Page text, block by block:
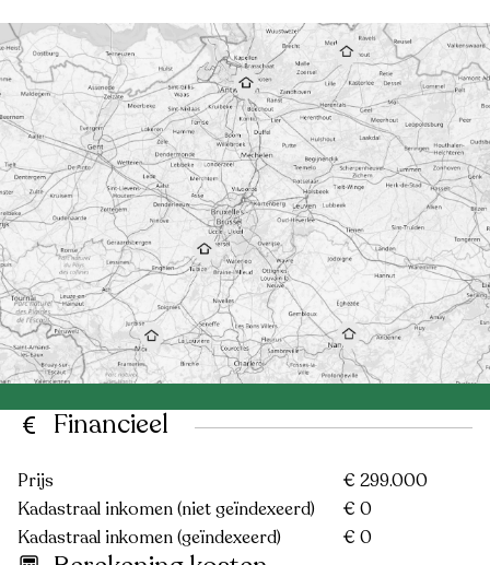
Financieel
Prijs
€ 299.000
Kadastraal inkomen (niet geïndexeerd)
€ 0
Kadastraal inkomen (geïndexeerd)
€ 0